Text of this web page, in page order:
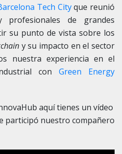
Tech Cityque reunió
de grandes
su punto de vista sobre los
y su impacto en el sector
nuestra experiencia en el
con Green Energy
aquí tienes un vídeo
participó nuestro compañero